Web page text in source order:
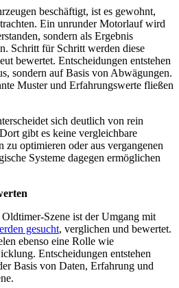
beschäftigt, ist es gewohnt,
Ein unrunder Motorlauf wird
sondern als Ergebnis
Schritt für Schritt werden diese
bewertet. Entscheidungen entstehen
sondern auf Basis von Abwägungen.
Muster und Erfahrungswerte fließen
sich deutlich von rein
gibt es keine vergleichbare
optimieren oder aus vergangenen
Systeme dagegen ermöglichen
Szene ist der Umgang mit
gesucht, verglichen und bewertet.
ebenso eine Rolle wie
Entscheidungen entstehen
Basis von Daten, Erfahrung und